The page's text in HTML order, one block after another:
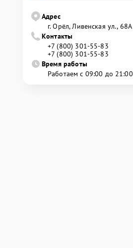
Адрес
г. Орёл, Ливенская ул., 68А
Контакты
+7 (800) 301-55-83
+7 (800) 301-55-83
Время работы
Работаем с 09:00 до 21:00